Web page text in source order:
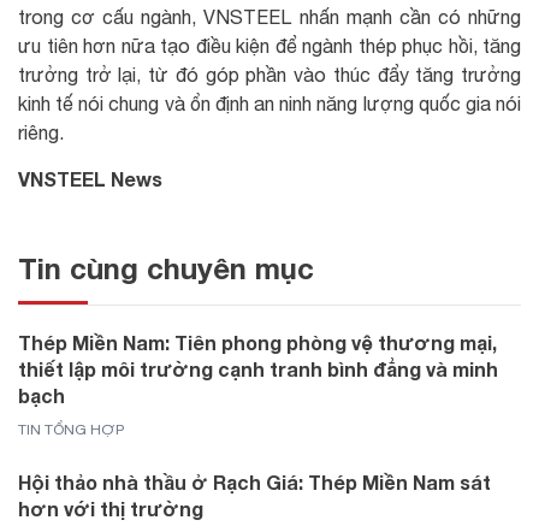
trong cơ cấu ngành, VNSTEEL nhấn mạnh cần có những
ưu tiên hơn nữa tạo điều kiện để ngành thép phục hồi, tăng
trưởng trở lại, từ đó góp phần vào thúc đẩy tăng trưởng
kinh tế nói chung và ổn định an ninh năng lượng quốc gia nói
riêng.
VNSTEEL News
Tin cùng chuyên mục
Thép Miền Nam: Tiên phong phòng vệ thương mại,
thiết lập môi trường cạnh tranh bình đẳng và minh
bạch
TIN TỔNG HỢP
Hội thảo nhà thầu ở Rạch Giá: Thép Miền Nam sát
hơn với thị trường